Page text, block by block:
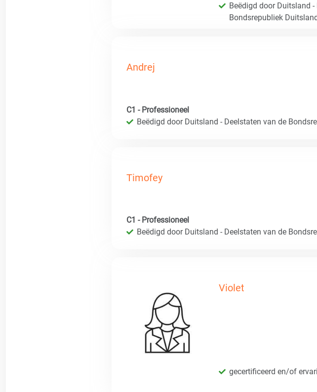
Beëdigd door Duitsland
Bondsrepubliek
Andrej
C1 - Professioneel
Beëdigd door Duitsland - Deelstaten van de
Timofey
C1 - Professioneel
Beëdigd door Duitsland - Deelstaten van de
Violet
gecertificeerd en/of